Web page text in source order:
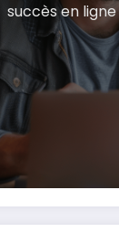
succès en